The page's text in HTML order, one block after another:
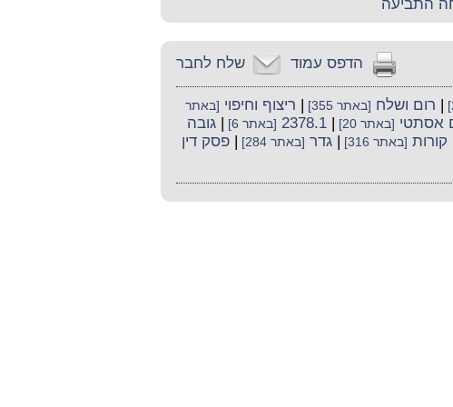
התביעה
שלח לחבר הדפס עמוד
| רום ושלח [באתר 355] | ריצוף וחיפוי [באתר
אסתטי [באתר 20] |
2378.1 [באתר 6] | גובה
קורות [באתר 316] | גדר [באתר 284] | פסק דין